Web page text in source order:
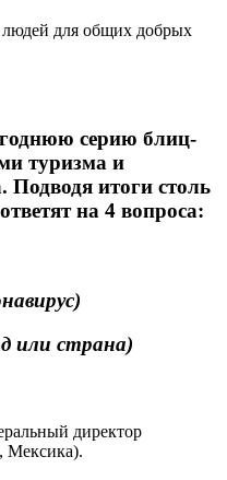
людей для общих добрых
серию блиц-
туризма и
Подводя итоги столь
на 4 вопроса:
или страна)
директор
Мексика).